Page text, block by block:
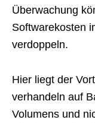
Überwachung
Softwarekosten
verdoppeln.
Hier liegt der
verhandeln auf
Volumens und